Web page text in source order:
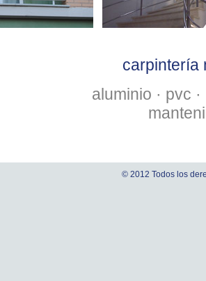
carpintería
aluminio · pvc
© 2012 Todos los